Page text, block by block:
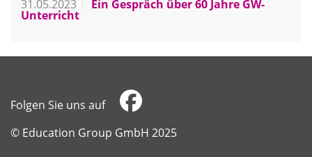
31.05.2023
Ein Gespräch über 60 Jahre GW-
Unterricht
Folgen Sie uns auf
​​​​​​​© Education Group GmbH 2025